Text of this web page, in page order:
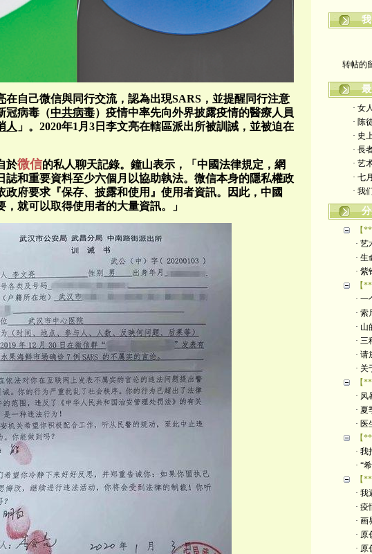
在自己微信與同行交流，認為出現SARS，並提醒同行注意
冠病毒（中共病毒）疫情中率先向外界披露疫情的醫療人員
人 」。2020年1月3日李文亮在轄區派出所被訓誡，並被迫在
於微信的私人聊天記錄。鐘山表示，「中國法律規定，網
誌和重要資料至少六個月以協助執法。微信本身的隱私權政
政府要求『保存、披露和使用』使用者資訊。因此，中國
，就可以取得使用者的大量資訊。」
有
· 女
· 陈
· 史
· 長
· 艺
· 七
· 我
【
·
·
·
【
·
·
·
·
·
·
【
·
·
·
【
·
· “
【
·
·
·
·
·